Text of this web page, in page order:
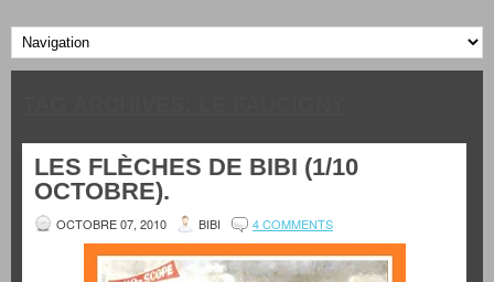
LES FLÈCHES DE BIBI (1/10
OCTOBRE).
OCTOBRE 07, 2010 BIBI 4 COMMENTS